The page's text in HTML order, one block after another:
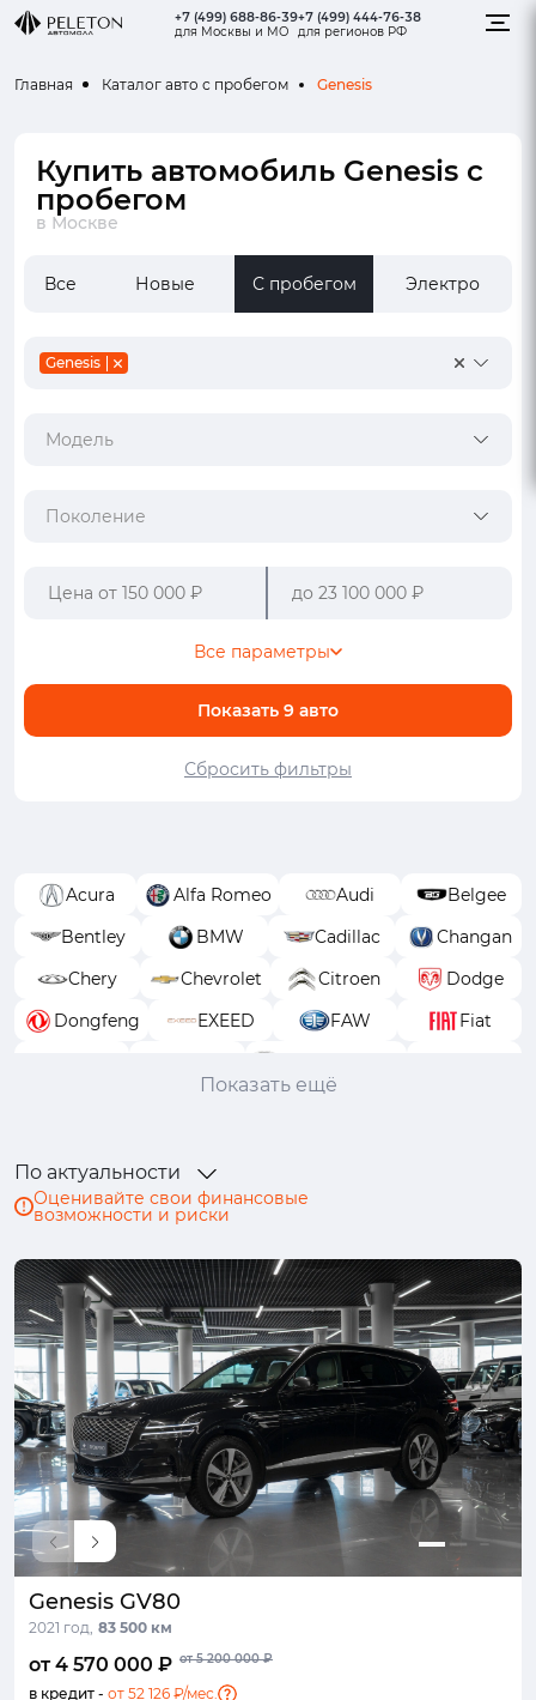
+7 (499) 688-86-39
для Москвы и МО
+7 (499) 444-76-38
для регионов РФ
Главная Каталог авто с пробегом Genesis
Купить автомобиль Genesis с
пробегом
в Москве
Все Новые С пробегом Электро
Genesis
Модель
Поколение
Показать 9 авто
Все параметры
Сбросить фильтры
Acura Alfa Romeo Audi
Belgee
Bentley
BMW Cadillac
Changan
Chery
Chevrolet Citroen
Dodge
Dongfeng
EXEED FAW
Fiat
Jaguar
Jeep
Lada (ВАЗ)
Mazda
Mercedes-Benz MINI
Mitsubishi
Nissan
Omoda Opel
Peugeot
Porsche
Ram Renault
Skoda
Solaris
Subaru Suzuki
SWM
Tank
TENET
Volkswagen
Volvo
Москвич УАЗ
Показать ещё
По актуальности
Оценивайте свои финансовые
возможности и риски
Genesis GV80
2021 год, 83 500 км
от 4 570 000 ₽ от 5 200 000 ₽
в кредит - от 52 126 ₽/мес.